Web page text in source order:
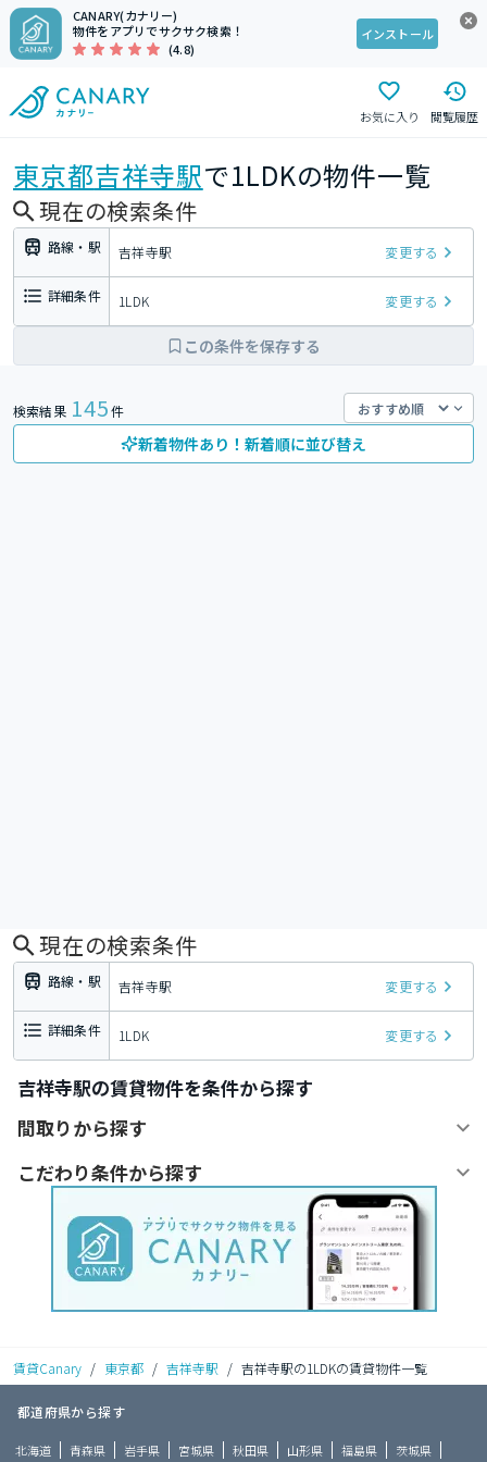
CANARY(カナリー)
物件をアプリでサクサク検索！
(4.8)
インストール
お気に入り 閲覧履歴
東京都吉祥寺駅で1LDKの物件一覧
現在の検索条件
路線・駅 吉祥寺駅 変更する
詳細条件 1LDK 変更する
この条件を保存する
検索結果 145件
新着物件あり！新着順に並び替え
現在の検索条件
路線・駅 吉祥寺駅 変更する
詳細条件 1LDK 変更する
吉祥寺駅の賃貸物件を条件から探す
間取りから探す
こだわり条件から探す
賃貸Canary / 東京都 / 吉祥寺駅 / 吉祥寺駅の1LDKの賃貸物件一覧
都道府県から探す
北海道 青森県 岩手県 宮城県 秋田県 山形県 福島県 茨城県